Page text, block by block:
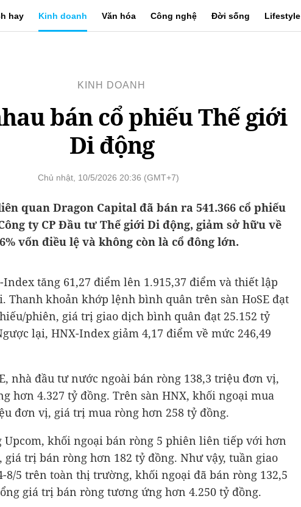
hay Kinh doanh Văn hóa Công nghệ Đời sống Lifestyle
KINH DOANH
bán cổ phiếu Thế giới
Di động
Chủ nhật, 10/5/2026 20:36 (GMT+7)
quan Dragon Capital đã bán ra 541.366 cổ phiếu
ty CP Đầu tư Thế giới Di động, giảm sở hữu về
vốn điều lệ và không còn là cổ đông lớn.
Index tăng 61,27 điểm lên 1.915,37 điểm và thiết lập
Thanh khoản khớp lệnh bình quân trên sàn HoSE đạt
phiên, giá trị giao dịch bình quân đạt 25.152 tỷ
lại, HNX-Index giảm 4,17 điểm về mức 246,49
nhà đầu tư nước ngoài bán ròng 138,3 triệu đơn vị,
hơn 4.327 tỷ đồng. Trên sàn HNX, khối ngoại mua
đơn vị, giá trị mua ròng hơn 258 tỷ đồng.
khối ngoại bán ròng 5 phiên liên tiếp với hơn
giá trị bán ròng hơn 182 tỷ đồng. Như vậy, tuần giao
8/5 trên toàn thị trường, khối ngoại đã bán ròng 132,5
giá trị bán ròng tương ứng hơn 4.250 tỷ đồng.